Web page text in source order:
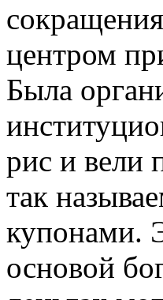
центром
Была
рис и вели
так
купонами.
основой